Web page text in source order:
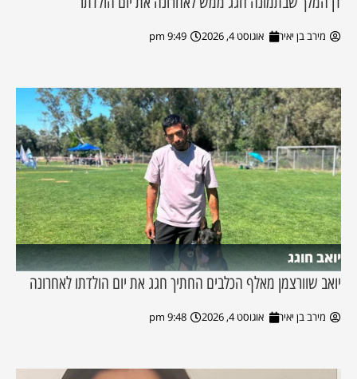
מירב בן יאיר אוגוסט 4, 2026 9:49 pm
יואב חוגג
יואב שוורצמן מאלף הכלבים החתיך חגג את יום הולדתו לאחרונה
מירב בן יאיר אוגוסט 4, 2026 9:48 pm